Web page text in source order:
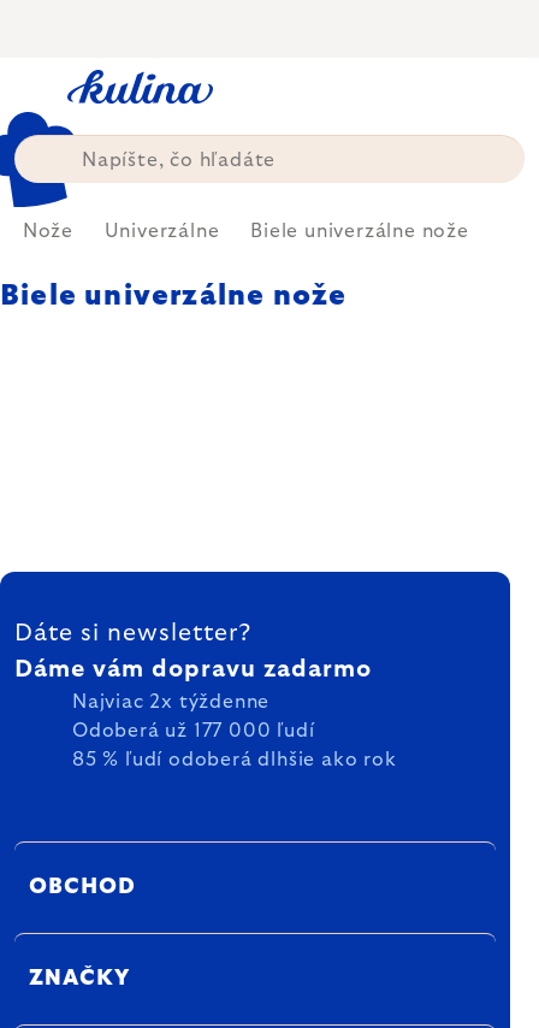
Nože Univerzálne Biele univerzálne nože
Biele univerzálne nože
ZÁPÄTIE
Dáte si newsletter?
Dáme vám dopravu zadarmo
Najviac 2x týždenne
Odoberá už 177 000 ľudí
85 % ľudí odoberá dlhšie ako rok
OBCHOD
ZNAČKY